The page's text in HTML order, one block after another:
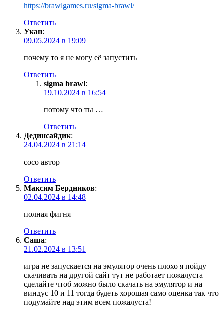
https://brawlgames.ru/sigma-brawl/
Ответить
Укан:
09.05.2024 в 19:09
почему то я не могу её запустить
Ответить
sigma brawl:
19.10.2024 в 16:54
потому что ты …
Ответить
Дединсайдик:
24.04.2024 в 21:14
сосо автор
Ответить
Максим Бердников:
02.04.2024 в 14:48
полная фигня
Ответить
Саша:
21.02.2024 в 13:51
игра не запускается на эмулятор очень плохо я пойду
скачивать на другой сайт тут не работает пожалуста
сделайте чтоб можно было скачать на эмулятор и на
виндус 10 и 11 тогда будеть хорошая само оценка так что
подумайте над этим всем пожалуста!